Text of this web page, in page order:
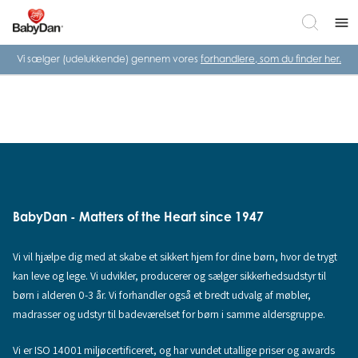
menu
Vi sælger (udelukkende) gennem vores forhandlere, som du finder her.
BabyDan - Matters of the Heart since 1947
Vi vil hjælpe dig med at skabe et sikkert hjem for dine børn, hvor de trygt
kan leve og lege. Vi udvikler, producerer og sælger sikkerhedsudstyr til
børn i alderen 0-3 år. Vi forhandler også et bredt udvalg af møbler,
madrasser og udstyr til badeværelset for børn i samme aldersgruppe.
Vi er ISO 14001 miljøcertificeret, og har vundet utallige priser og awards